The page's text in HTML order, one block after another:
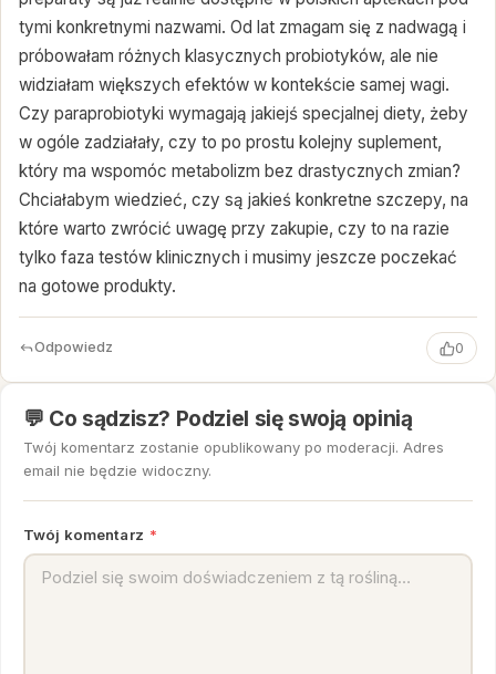
tymi konkretnymi nazwami. Od lat zmagam się z nadwagą i
próbowałam różnych klasycznych probiotyków, ale nie
widziałam większych efektów w kontekście samej wagi.
Czy paraprobiotyki wymagają jakiejś specjalnej diety, żeby
w ogóle zadziałały, czy to po prostu kolejny suplement,
który ma wspomóc metabolizm bez drastycznych zmian?
Chciałabym wiedzieć, czy są jakieś konkretne szczepy, na
które warto zwrócić uwagę przy zakupie, czy to na razie
tylko faza testów klinicznych i musimy jeszcze poczekać
na gotowe produkty.
Odpowiedz 0
💬 Co sądzisz? Podziel się swoją opinią
Twój komentarz zostanie opublikowany po moderacji. Adres
email nie będzie widoczny.
Twój komentarz *